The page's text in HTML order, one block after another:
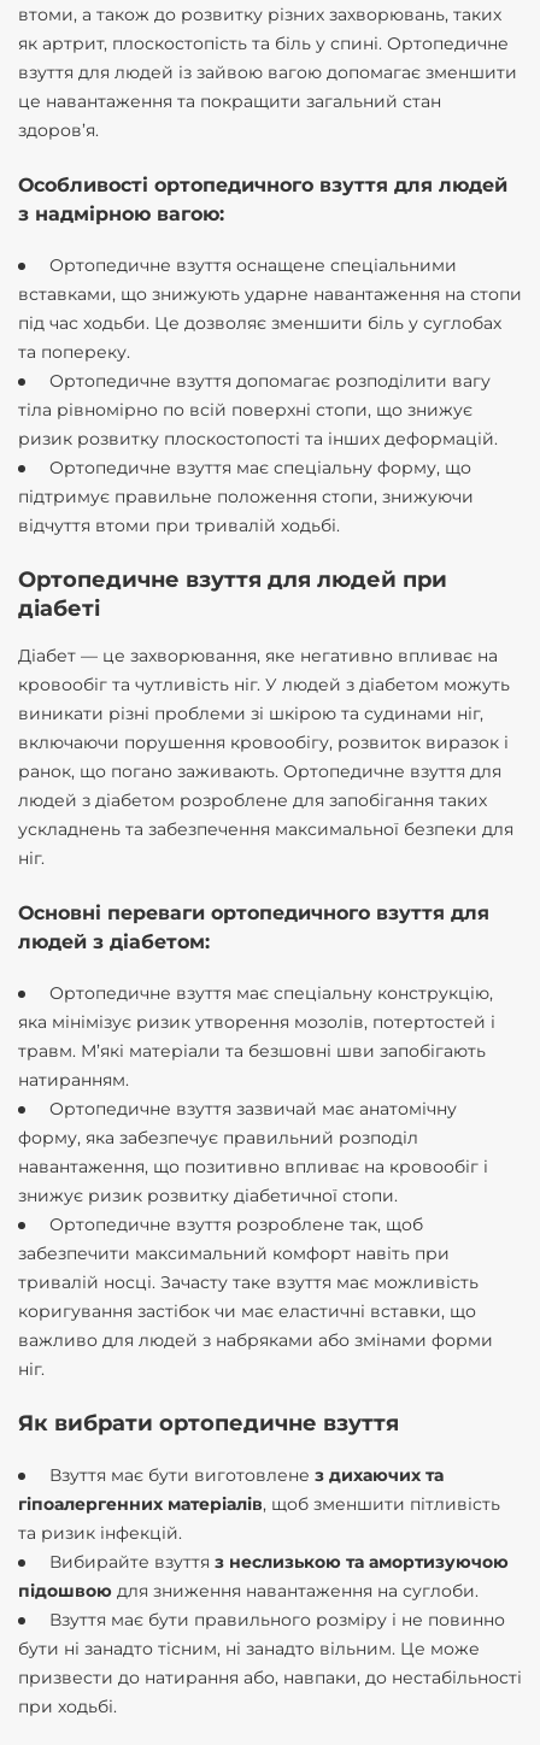
втоми, а також до розвитку різних захворювань, таких
як артрит, плоскостопість та біль у спині. Ортопедичне
взуття для людей із зайвою вагою допомагає зменшити
це навантаження та покращити загальний стан
здоров’я.
Особливості ортопедичного взуття для людей
з надмірною вагою:
Ортопедичне взуття оснащене спеціальними
вставками, що знижують ударне навантаження на стопи
під час ходьби. Це дозволяє зменшити біль у суглобах
та попереку.
Ортопедичне взуття допомагає розподілити вагу
тіла рівномірно по всій поверхні стопи, що знижує
ризик розвитку плоскостопості та інших деформацій.
Ортопедичне взуття має спеціальну форму, що
підтримує правильне положення стопи, знижуючи
відчуття втоми при тривалій ходьбі.
Ортопедичне взуття для людей при
діабеті
Діабет — це захворювання, яке негативно впливає на
кровообіг та чутливість ніг. У людей з діабетом можуть
виникати різні проблеми зі шкірою та судинами ніг,
включаючи порушення кровообігу, розвиток виразок і
ранок, що погано заживають. Ортопедичне взуття для
людей з діабетом розроблене для запобігання таких
ускладнень та забезпечення максимальної безпеки для
ніг.
Основні переваги ортопедичного взуття для
людей з діабетом:
Ортопедичне взуття має спеціальну конструкцію,
яка мінімізує ризик утворення мозолів, потертостей і
травм. М’які матеріали та безшовні шви запобігають
натиранням.
Ортопедичне взуття зазвичай має анатомічну
форму, яка забезпечує правильний розподіл
навантаження, що позитивно впливає на кровообіг і
знижує ризик розвитку діабетичної стопи.
Ортопедичне взуття розроблене так, щоб
забезпечити максимальний комфорт навіть при
тривалій носці. Зачасту таке взуття має можливість
коригування застібок чи має еластичні вставки, що
важливо для людей з набряками або змінами форми
ніг.
Як вибрати ортопедичне взуття
Взуття має бути виготовлене з дихаючих та
гіпоалергенних матеріалів, щоб зменшити пітливість
та ризик інфекцій.
Вибирайте взуття з неслизькою та амортизуючою
підошвою для зниження навантаження на суглоби.
Взуття має бути правильного розміру і не повинно
бути ні занадто тісним, ні занадто вільним. Це може
призвести до натирання або, навпаки, до нестабільності
при ходьбі.